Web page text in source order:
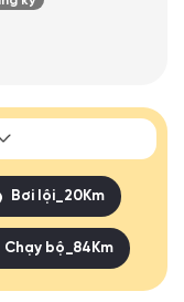
Bơi lội_20Km
Chạy bộ_84Km